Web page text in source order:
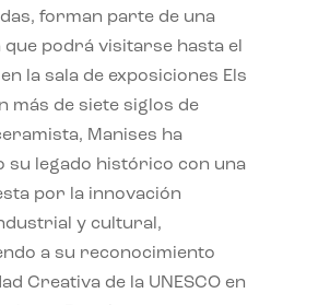
forman parte de una
que podrá visitarse hasta el
la sala de exposiciones Els
más de siete siglos de
Manises ha
su legado histórico con una
por la innovación
y cultural,
a su reconocimiento
Creativa de la UNESCO en